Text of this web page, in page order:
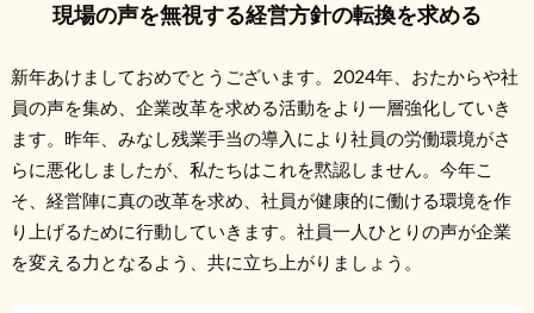
現場の声を無視する経営方針の転換を求める
新年あけましておめでとうございます。2024年、おたからや社
員の声を集め、企業改革を求める活動をより一層強化していき
ます。昨年、みなし残業手当の導入により社員の労働環境がさ
らに悪化しましたが、私たちはこれを黙認しません。今年こ
そ、経営陣に真の改革を求め、社員が健康的に働ける環境を作
り上げるために行動していきます。社員一人ひとりの声が企業
を変える力となるよう、共に立ち上がりましょう。